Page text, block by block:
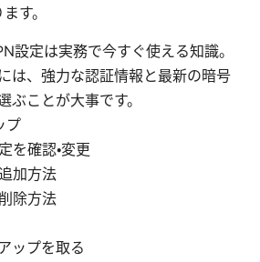
す。
設定は実務で今すぐ使える知識。
は、強力な認証情報と最新の暗号
ぶことが大事です。
プ
を確認・変更
加方法
除方法
ップを取る